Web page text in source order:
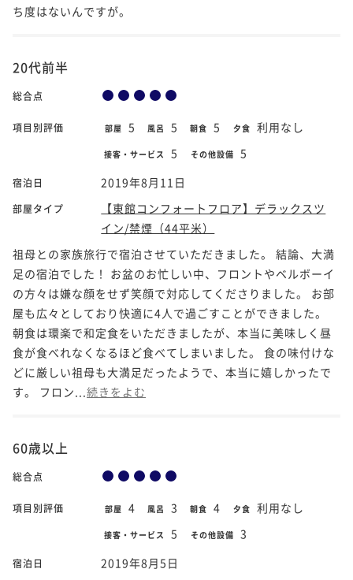
ち度はないんですが。
20代前半
総合点
項目別評価 部屋 5 風呂 5 朝食 5 夕食 利用なし
接客・サービス 5 その他設備 5
宿泊日 2019年8月11日
部屋タイプ
【東館コンフォートフロア】デラックスツ
イン/禁煙（44平米）
祖母との家族旅行で宿泊させていただきました。 結論、大満
足の宿泊でした！ お盆のお忙しい中、フロントやベルボーイ
の方々は嫌な顔をせず笑顔で対応してくださりました。 お部
屋も広々としており快適に4人で過ごすことができました。
朝食は環楽で和定食をいただきましたが、本当に美味しく昼
食が食べれなくなるほど食べてしまいました。 食の味付けな
どに厳しい祖母も大満足だったようで、本当に嬉しかったで
す。 フロン... 続きをよむ
60歳以上
総合点
項目別評価 部屋 4 風呂 3 朝食 4 夕食 利用なし
接客・サービス 5 その他設備 3
宿泊日 2019年8月5日